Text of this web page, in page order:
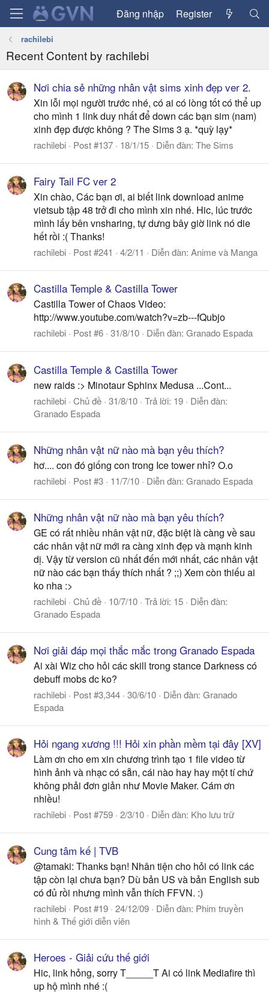
Đăng nhập Register
rachilebi
Recent Content by rachilebi
Nơi chia sẻ những nhân vật sims xinh đẹp ver 2.
Xin lỗi mọi người trước nhé, có ai có lòng tốt có thể up
cho mình 1 link duy nhất để down các bạn sim (nam)
xinh đẹp được không ? The Sims 3 ạ. *quỳ lạy*
rachilebi Post #137 18/1/15 Diễn đàn: The Sims
Fairy Tail FC ver 2
Xin chào, Các bạn ơi, ai biết link download anime
vietsub tập 48 trở đi cho mình xin nhé. Hic, lúc trước
mình lấy bên vnsharing, tự dưng bây giờ link nó die
hết rồi :( Thanks!
rachilebi Post #241 4/2/11 Diễn đàn: Anime và Manga
Castilla Temple & Castilla Tower
Castilla Tower of Chaos Video:
http://www.youtube.com/watch?v=zb---fQubjo
rachilebi Post #6 31/8/10 Diễn đàn: Granado Espada
Castilla Temple & Castilla Tower
new raids :> Minotaur Sphinx Medusa ...Cont...
rachilebi Chủ đề 31/8/10 Trả lời: 19
Diễn đàn:
Granado Espada
Những nhân vật nữ nào mà bạn yêu thích?
hơ.... con đó giống con trong Ice tower nhỉ? O.o
rachilebi Post #3 11/7/10 Diễn đàn: Granado Espada
Những nhân vật nữ nào mà bạn yêu thích?
GE có rất nhiều nhân vật nữ, đặc biệt là càng về sau
các nhân vật nữ mới ra càng xinh đẹp và mạnh kinh
dị. Vậy từ version cũ nhất đến mới nhất, các nhân vật
nữ nào các bạn thấy thích nhất ? ;;) Xem còn thiếu ai
ko nha :>
rachilebi Chủ đề 10/7/10 Trả lời: 15
Diễn đàn:
Granado Espada
Nơi giải đáp mọi thắc mắc trong Granado Espada
Ai xài Wiz cho hỏi các skill trong stance Darkness có
debuff mobs dc ko?
rachilebi Post #3,344 30/6/10 Diễn đàn: Granado
Espada
Hỏi ngang xương !!! Hỏi xin phần mềm tại đây [XV]
Làm ơn cho em xin chương trình tạo 1 file video từ
hình ảnh và nhạc có sẵn, cái nào hay hay một tí chứ
không phải đơn giản như Movie Maker. Cám ơn
nhiều!
rachilebi Post #759 2/3/10 Diễn đàn: Kho lưu trữ
Cung tâm kế | TVB
@tamaki: Thanks bạn! Nhân tiện cho hỏi có link các
tập còn lại chưa bạn? Dù bản US và bản English sub
có đủ rồi nhưng mình vẫn thích FFVN. :)
rachilebi Post #19 24/12/09 Diễn đàn: Phim truyền
hình & Thế giới diễn viên
Heroes - Giải cứu thế giới
Hic, link hỏng, sorry T_____T Ai có link Mediafire thì
up hộ mình nhé :(